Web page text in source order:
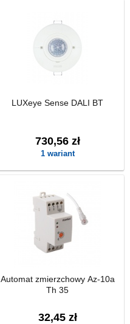
LUXeye Sense DALI BT
730,56 zł
1 wariant
Automat zmierzchowy Az-10a
Th 35
32,45 zł